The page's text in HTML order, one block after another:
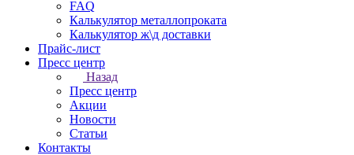
FAQ
Калькулятор металлопроката
Калькулятор ж\д доставки
Прайс-лист
Пресс центр
Назад
Пресс центр
Акции
Новости
Статьи
Контакты